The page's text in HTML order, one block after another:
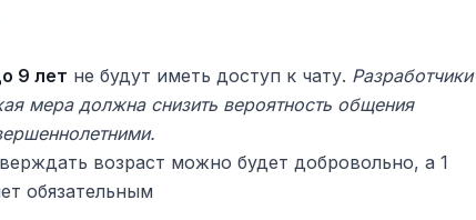
9 лет не будут иметь доступ к чату. Разработчики
мера должна снизить вероятность общения
возраст можно будет добровольно, а 1
обязательным